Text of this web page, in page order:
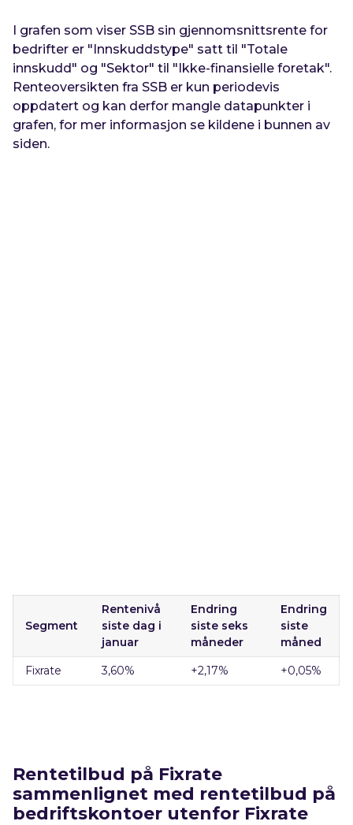
I grafen som viser SSB sin gjennomsnittsrente for
bedrifter er "Innskuddstype" satt til "Totale
innskudd" og "Sektor" til "Ikke-finansielle foretak".
Renteoversikten fra SSB er kun periodevis
oppdatert og kan derfor mangle datapunkter i
grafen, for mer informasjon se kildene i bunnen av
siden.
Segment
Rentenivå
siste dag i
januar
Endring
siste seks
måneder
Endring
siste
måned
Fixrate
3,60% +2,17% +0,05%
Rentetilbud på Fixrate
sammenlignet med rentetilbud på
bedriftskontoer utenfor Fixrate